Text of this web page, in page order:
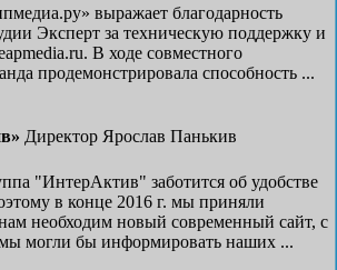
выражает благодарность
Эксперт за техническую поддержку и
В ходе совместного
продемонстрировала способность ...
Директор Ярослав Панькив
"ИнтерАктив" заботится об удобстве
в конце 2016 г. мы приняли
необходим новый современный сайт, с
могли бы информировать наших ...